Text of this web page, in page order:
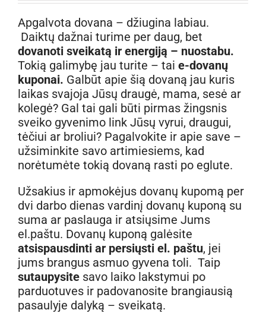
through
247,00 €
Apgalvota dovana – džiugina labiau.
Daiktų dažnai turime per daug, bet
dovanoti sveikatą ir energiją – nuostabu.
Tokią galimybę jau turite – tai e-dovanų
kuponai. Galbūt apie šią dovaną jau kuris
laikas svajoja Jūsų draugė, mama, sesė ar
kolegė? Gal tai gali būti pirmas žingsnis
sveiko gyvenimo link Jūsų vyrui, draugui,
tėčiui ar broliui? Pagalvokite ir apie save –
užsiminkite savo artimiesiems, kad
norėtumėte tokią dovaną rasti po eglute.
Užsakius ir apmokėjus dovanų kupomą per
dvi darbo dienas vardinį dovanų kuponą su
suma ar paslauga ir atsiųsime Jums
el.paštu. Dovanų kuponą galėsite
atsispausdinti ar persiųsti el. paštu, jei
jums brangus asmuo gyvena toli. Taip
sutaupysite savo laiko lakstymui po
parduotuves ir padovanosite brangiausią
pasaulyje dalyką – sveikatą.